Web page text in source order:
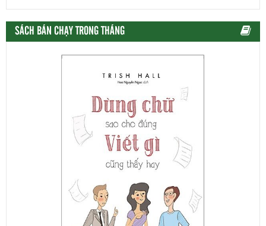
SÁCH BÁN CHẠY TRONG THÁNG